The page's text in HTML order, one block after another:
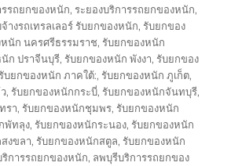
รรถยกของหนัก,ระยองบริการรถยกของหนัก,
างรถเทรลเลอร์ รับยกของหนัก,รับยกของ
นัก นครศรีธรรมราช,รับยกของหนัก
ก ปราจีนบุรี,รับยกของหนัก พังงา,รับยกของ
บยกของหนัก ภาคใต้:,รับยกของหนัก ภูเก็ต,
,รับยกของหนักกระบี่,รับยกของหนักจันทบุรี,
รา,รับยกของหนักชุมพร,รับยกของหนัก
พัทลุง,รับยกของหนักระนอง,รับยกของหนัก
งขลา,รับยกของหนักสตูล,รับยกของหนัก
ริการรถยกของหนัก, ลพบุรีบริการรถยกของ